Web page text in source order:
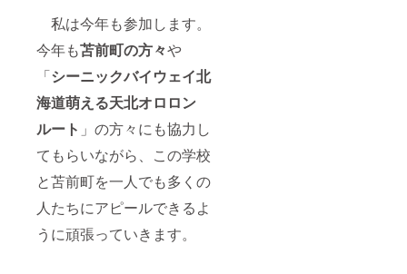
私は今年も参加します。
今年も苫前町の方々や
「シーニックバイウェイ北
海道萌える天北オロロン
ルート 」の方々にも協力し
てもらいながら、この学校
と苫前町を一人でも多くの
人たちにアピールできるよ
うに頑張っていきます。